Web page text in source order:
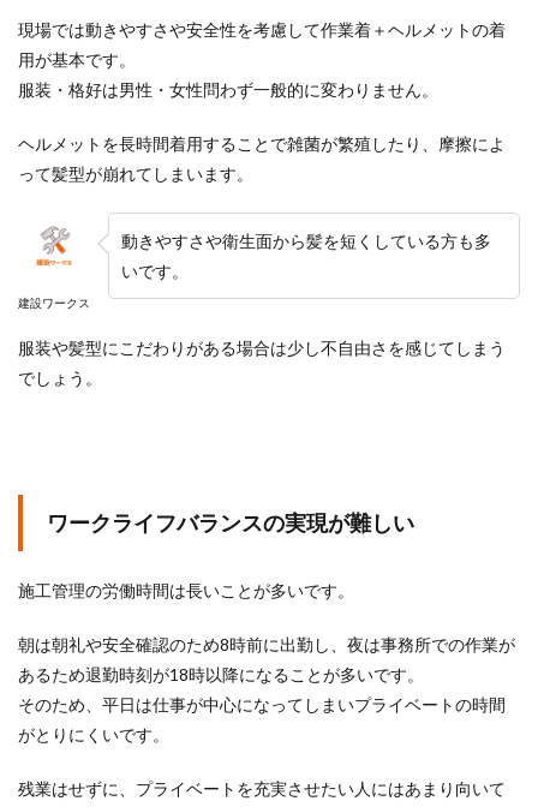
現場では動きやすさや安全性を考慮して作業着＋ヘルメットの着
用が基本です。
服装・格好は男性・女性問わず一般的に変わりません。
ヘルメットを長時間着用することで雑菌が繁殖したり、摩擦によ
って髪型が崩れてしまいます。
建設ワークス
動きやすさや衛生面から髪を短くしている方も多
いです。
服装や髪型にこだわりがある場合は少し不自由さを感じてしまう
でしょう。
ワークライフバランスの実現が難しい
施工管理の労働時間は長いことが多いです。
朝は朝礼や安全確認のため8時前に出勤し、夜は事務所での作業が
あるため退勤時刻が18時以降になることが多いです。
そのため、平日は仕事が中心になってしまいプライベートの時間
がとりにくいです。
残業はせずに、プライベートを充実させたい人にはあまり向いて